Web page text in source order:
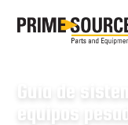
Guía de
equipos